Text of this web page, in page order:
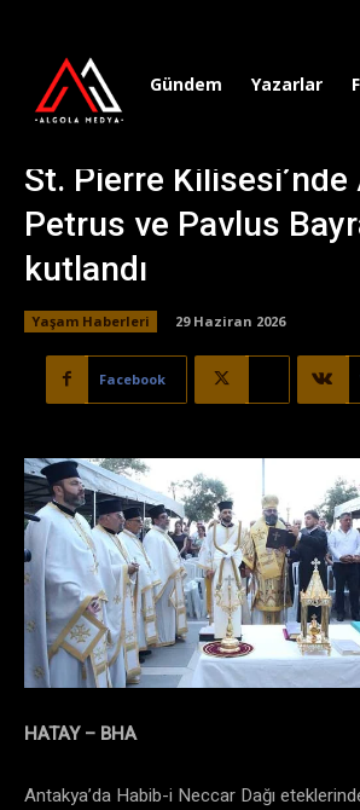
Gündem Yazarlar
St. Pierre Kilisesi’nde
Petrus ve Pavlus
kutlandı
Yaşam Haberleri 29 Haziran 2026
Facebook
HATAY – BHA
Antakya’da Habib-i Neccar Dağı